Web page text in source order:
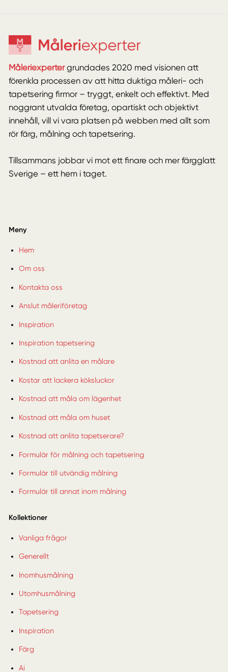
Måleriexpertergrundades 2020 med visionen att
förenkla processen av att hitta duktiga måleri- och
tapetsering firmor – tryggt, enkelt och effektivt. Med
noggrant utvalda företag, opartiskt och objektivt
innehåll, vill vi vara platsen på webben med allt som
rör färg, målning och tapetsering.
Tillsammans jobbar vi mot ett finare och mer färgglatt
Sverige – ett hem i taget.
Meny
Hem
Om oss
Kontakta oss
Anslut måleriföretag
Inspiration
Inspiration tapetsering
Kostnad att anlita en målare
Kostar att lackera köksluckor
Kostnad att måla om lägenhet
Kostnad att måla om huset
Kostnad att anlita tapetserare?
Formulär för målning och tapetsering
Formulär till utvändig målning
Formulär till annat inom målning
Kollektioner
Vanliga frågor
Generellt
Inomhusmålning
Utomhusmålning
Tapetsering
Inspiration
Färg
Ai